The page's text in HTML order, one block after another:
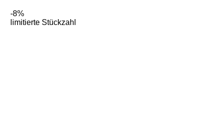
-8%
limitierte Stückzahl